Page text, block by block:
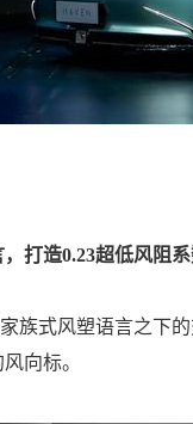
打造0.23超低风阻
式风塑语言之下的
向标。